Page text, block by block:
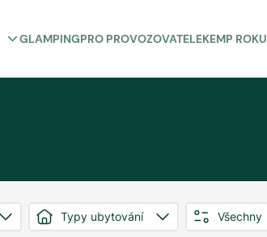
GLAMPINGPRO PROVOZOVATELEKEMP ROKU
Typy ubytování Všechny